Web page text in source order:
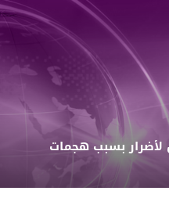
لأضرار بسبب هجمات